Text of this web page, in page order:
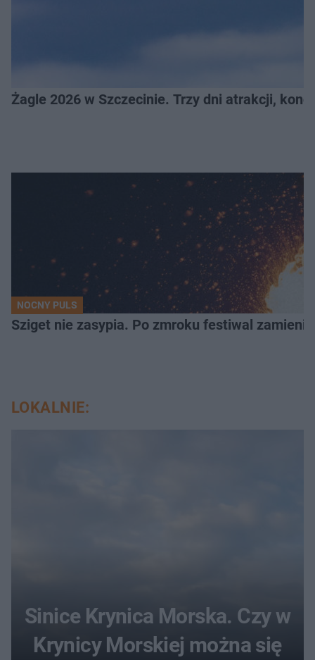
Żagle 2026 w Szczecinie. Trzy dni atrakcji,
NOCNY PULS
Sziget nie zasypia. Po zmroku festiwal
LOKALNIE:
Sinice Krynica Morska. Czy w
Krynicy Morskiej można się